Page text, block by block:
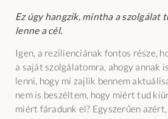
Ez úgy hangzik, mintha a szolgálat
lenne a cél.
Igen, a rezilienciának fontos része,
a saját szolgálatomra, ahogy annak
lenni, hogy mi zajlik bennem
nem is beszéltem, hogy miért tud
miért fáradunk el? Egyszerűen